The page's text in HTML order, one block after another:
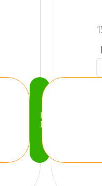
Köp
Nu